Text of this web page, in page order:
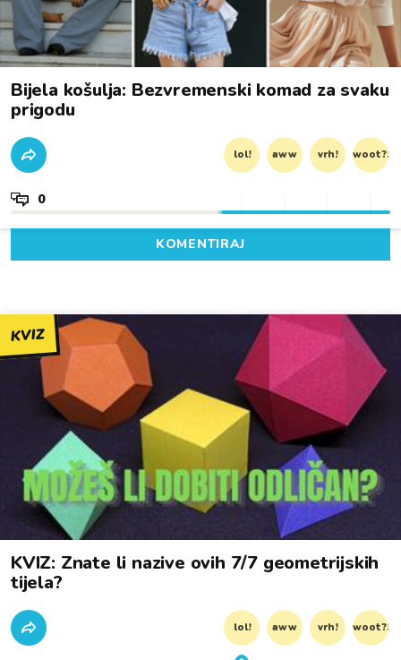
Bijela košulja: Bezvremenski komad za svaku
prigodu
lol! aww vrh! woot?!
0
KOMENTIRAJ
KVIZ
KVIZ: Znate li nazive ovih 7/7 geometrijskih
tijela?
lol! aww vrh! woot?!